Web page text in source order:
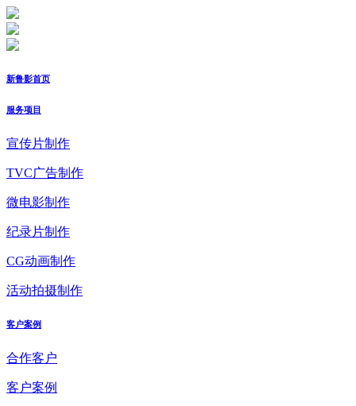
新鲁影首页
服务项目
宣传片制作
TVC广告制作
微电影制作
纪录片制作
CG动画制作
活动拍摄制作
客户案例
合作客户
客户案例